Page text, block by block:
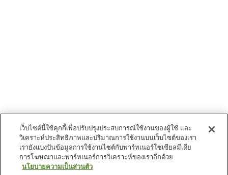
เว็บไซต์นี้ใช้คุกกี้เพื่อปรับปรุงประสบการณ์ใช้งานของผู้ใช้ และ
วิเคราะห์ประสิทธิภาพและปริมาณการใช้งานบนเว็บไซต์ของเรา
เรายังแบ่งปันข้อมูลการใช้งานไซต์กับพาร์ทเนอร์โซเชียลมีเดีย
การโฆษณาและพาร์ทเนอร์การวิเคราะห์ของเราอีกด้วย
นโยบายความเป็นส่วนตัว